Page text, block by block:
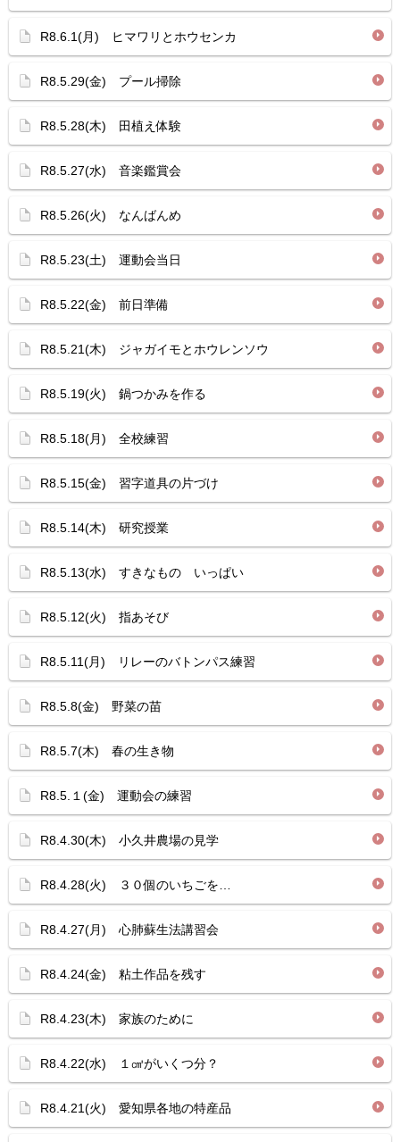
R8.6.1(月) ヒマワリとホウセンカ
R8.5.29(金) プール掃除
R8.5.28(木) 田植え体験
R8.5.27(水) 音楽鑑賞会
R8.5.26(火) なんばんめ
R8.5.23(土) 運動会当日
R8.5.22(金) 前日準備
R8.5.21(木) ジャガイモとホウレンソウ
R8.5.19(火) 鍋つかみを作る
R8.5.18(月) 全校練習
R8.5.15(金) 習字道具の片づけ
R8.5.14(木) 研究授業
R8.5.13(水) すきなもの いっぱい
R8.5.12(火) 指あそび
R8.5.11(月) リレーのバトンパス練習
R8.5.8(金) 野菜の苗
R8.5.7(木) 春の生き物
R8.5.１(金) 運動会の練習
R8.4.30(木) 小久井農場の見学
R8.4.28(火) ３０個のいちごを…
R8.4.27(月) 心肺蘇生法講習会
R8.4.24(金) 粘土作品を残す
R8.4.23(木) 家族のために
R8.4.22(水) １㎤がいくつ分？
R8.4.21(火) 愛知県各地の特産品